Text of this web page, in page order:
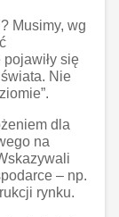
Musimy, wg
się
Nie
dla
na
– np.
rynku.